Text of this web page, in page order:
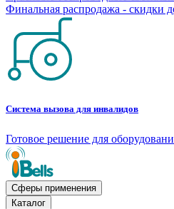
Финальная распродажа - скидки
Система вызова для инвалидов
Готовое решение для
Сферы применения
Каталог